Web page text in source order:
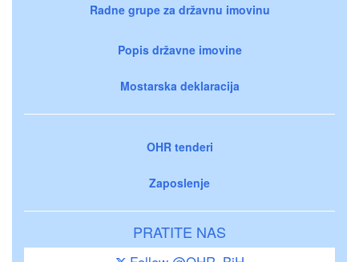
Radne grupe za državnu imovinu
Popis državne imovine
Mostarska deklaracija
OHR tenderi
Zaposlenje
PRATITE NAS